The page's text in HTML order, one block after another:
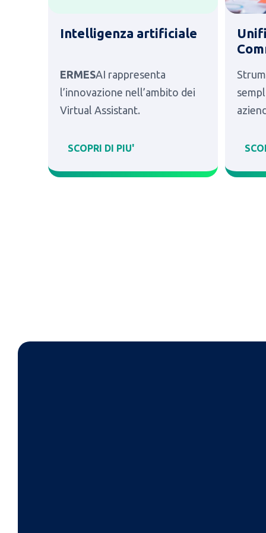
Intelligenza artificiale
ERMESAI rappresenta
l’innovazione nell’ambito dei
Virtual Assistant.
SCOPRI DI PIU'